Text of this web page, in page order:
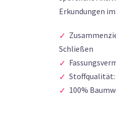
Erkundungen
Schließen
Stoffqualität:
100%